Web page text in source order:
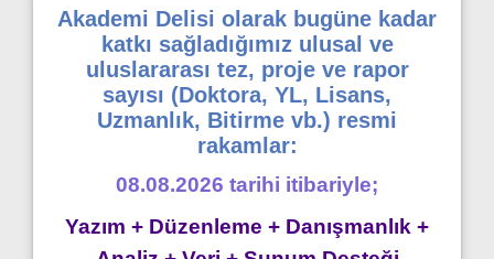
Akademi Delisi olarak bugüne kadar
katkı sağladığımız ulusal ve
uluslararası tez, proje ve rapor
sayısı (Doktora, YL, Lisans,
Uzmanlık, Bitirme vb.) resmi
rakamlar:
08.08.2026 tarihi itibariyle;
Yazım + Düzenleme + Danışmanlık +